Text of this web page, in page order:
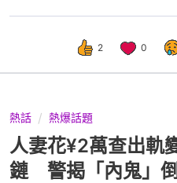
2 0
熱話 熱爆話題
人妻花¥2萬查出軌
鏈 警揭「內鬼」